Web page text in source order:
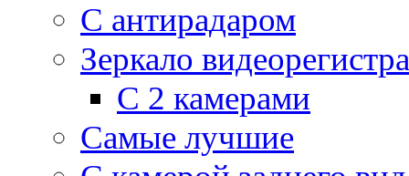
C антирадаром
Зеркало
С 2 камерами
Самые лучшие